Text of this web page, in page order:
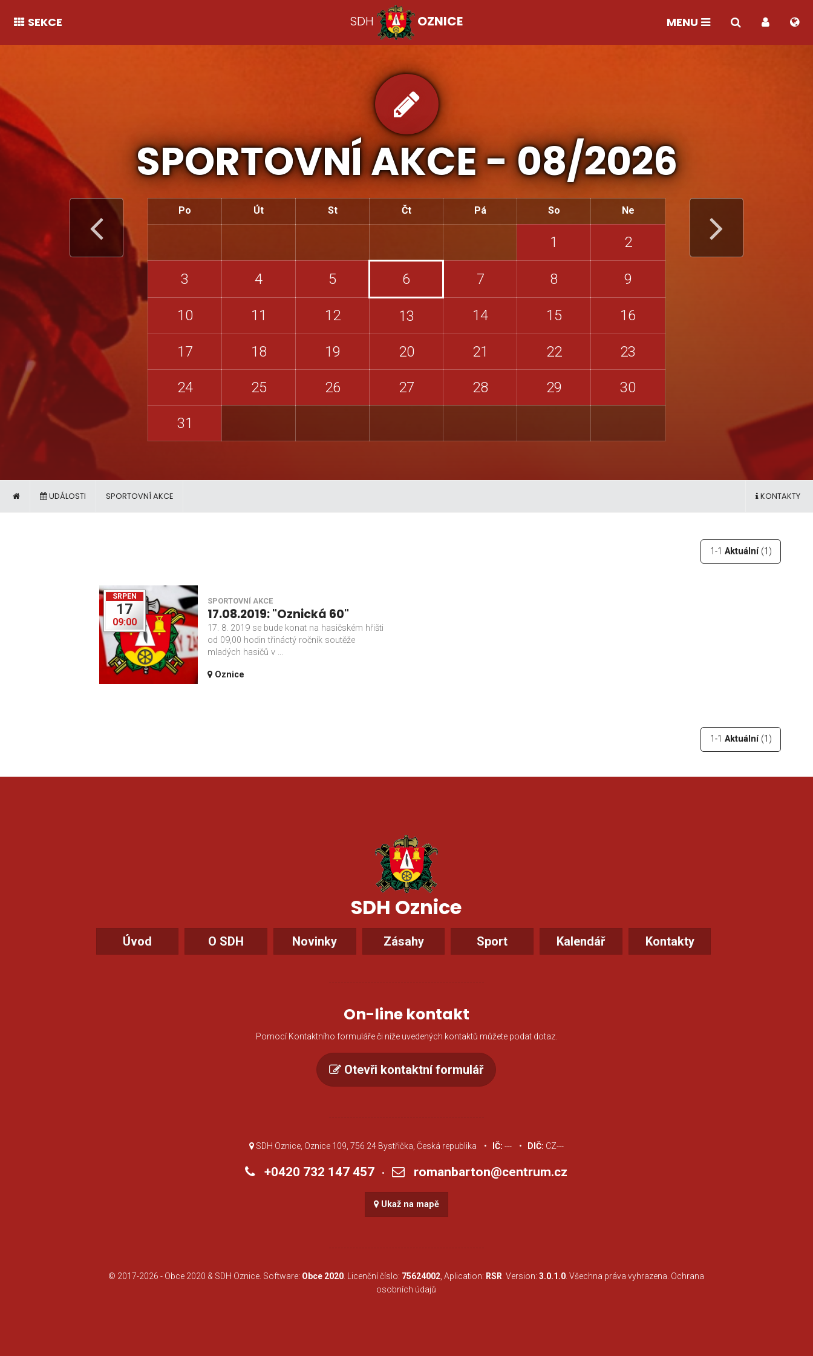
SEKCE SDH OZNICE MENU
SPORTOVNÍ AKCE -08/2026
Po Út St Čt Pá So Ne
1 2
3 4 5 6 7 8 9
10 11 12 13 14 15 16
17 18 19 20 21 22 23
24 25 26 27 28 29 30
31
UDÁLOSTI SPORTOVNÍ AKCE KONTAKTY
1-1 Aktuální(1)
17
SRPEN
09:00
SPORTOVNÍ AKCE
17.08.2019: "Oznická 60"
17. 8. 2019 se bude konat na hasičském hřišti
od 09,00 hodin třináctý ročník soutěže
mladých hasičů v ...
Oznice
1-1 Aktuální(1)
SDH Oznice
Úvod O SDH Novinky Zásahy Sport Kalendář Kontakty
On-line kontakt
Pomocí Kontaktního formuláře či níže uvedených kontaktů můžete podat dotaz.
Otevři kontaktní formulář
SDH Oznice, Oznice 109, 756 24 Bystřička, Česká republika • IČ: --- • DIČ: CZ---
+0420 732 147 457 • romanbarton@centrum.cz
Ukaž na mapě
© 2017-2026 - Obce 2020 & SDH Oznice. Software: Obce 2020. Licenční číslo: 75624002, Aplication: RSR. Version:3.0.1.0. Všechna práva vyhrazena. Ochrana
osobních údajů